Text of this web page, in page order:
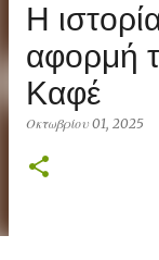
Η
αφορμή
Καφέ
Οκτωβρίου 01, 2025